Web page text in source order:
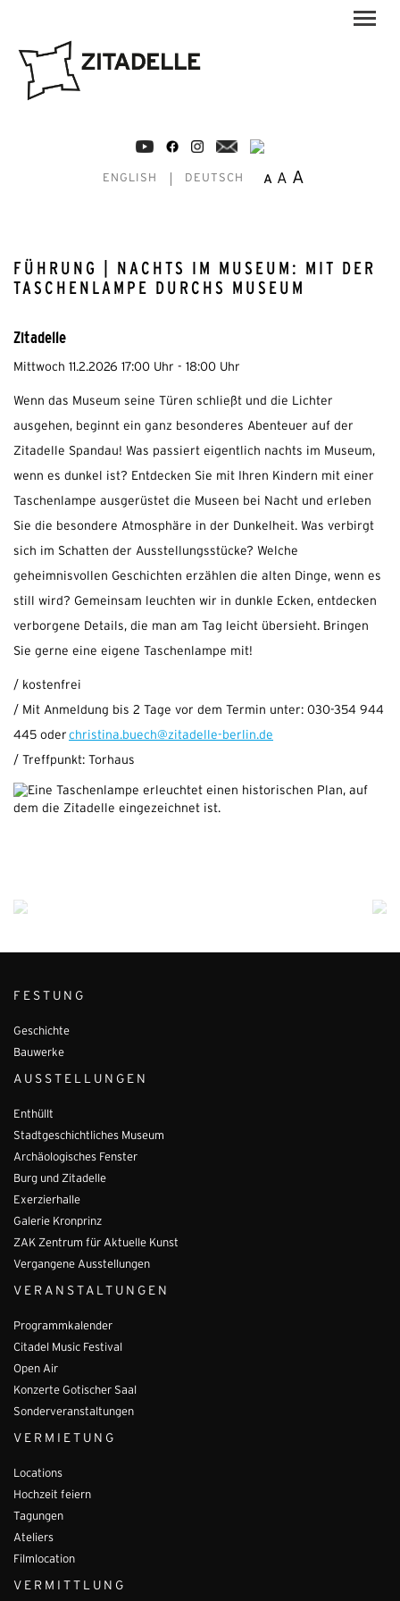
ENGLISH DEUTSCH A A A
FÜHRUNG | NACHTS IM MUSEUM: MIT DER
TASCHENLAMPE DURCHS MUSEUM
Zitadelle
Mittwoch 11.2.2026 17:00 Uhr - 18:00 Uhr
Wenn das Museum seine Türen schließt und die Lichter
ausgehen, beginnt ein ganz besonderes Abenteuer auf der
Zitadelle Spandau! Was passiert eigentlich nachts im Museum,
wenn es dunkel ist? Entdecken Sie mit Ihren Kindern mit einer
Taschenlampe ausgerüstet die Museen bei Nacht und erleben
Sie die besondere Atmosphäre in der Dunkelheit. Was verbirgt
sich im Schatten der Ausstellungsstücke? Welche
geheimnisvollen Geschichten erzählen die alten Dinge, wenn es
still wird? Gemeinsam leuchten wir in dunkle Ecken, entdecken
verborgene Details, die man am Tag leicht übersieht. Bringen
Sie gerne eine eigene Taschenlampe mit!
/ kostenfrei
/ Mit Anmeldung bis 2 Tage vor dem Termin unter: 030-354 944
445 oder christina.buech@zitadelle-berlin.de
/ Treffpunkt: Torhaus
FESTUNG
Geschichte
Bauwerke
AUSSTELLUNGEN
Enthüllt
Stadtgeschichtliches Museum
Archäologisches Fenster
Burg und Zitadelle
Exerzierhalle
Galerie Kronprinz
ZAK Zentrum für Aktuelle Kunst
Vergangene Ausstellungen
VERANSTALTUNGEN
Programmkalender
Citadel Music Festival
Open Air
Konzerte Gotischer Saal
Sonderveranstaltungen
VERMIETUNG
Locations
Hochzeit feiern
Tagungen
Ateliers
Filmlocation
VERMITTLUNG